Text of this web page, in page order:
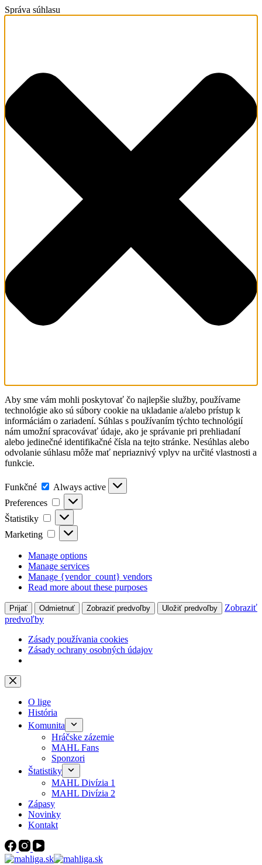
Správa súhlasu
Aby sme vám mohli poskytovať čo najlepšie služby, používame
technológie ako sú súbory cookie na ukladanie a/alebo prístup k
informáciám o zariadení. Súhlas s používaním týchto technológií
nám umožní spracovávať údaje, ako je správanie pri prehliadaní
alebo jedinečné identifikačné čísla na tejto stránke. Nesúhlas alebo
odvolanie súhlasu môže mať nepriaznivý vplyv na určité vlastnosti a
funkcie.
Funkčné Funkčné
Always active
Preferences
Preferences
Štatistiky Štatistiky
Marketing Marketing
Manage options
Manage services
Manage {vendor_count} vendors
Read more about these purposes
Prijať Odmietnuť Zobraziť predvoľby Uložiť predvoľby
Zobraziť
predvoľby
Zásady používania cookies
Zásady ochrany osobných údajov
Skip
to
contentO lige
História
Komunita
Hráčske zázemie
MAHL Fans
Sponzori
Štatistiky
MAHL Divízia 1
MAHL Divízia 2
Zápasy
Novinky
Kontakt